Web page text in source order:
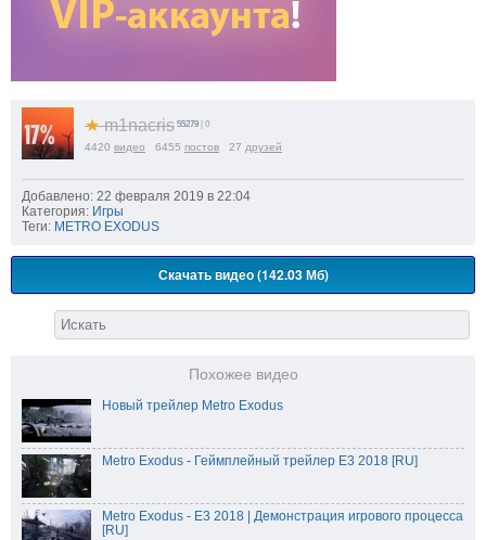
★m1nacris 55279 | 0
4420 видео 6455 постов 27 друзей
Добавлено: 22 февраля 2019 в 22:04
Категория: Игры
Теги: METRO EXODUS
Скачать видео (142.03 Мб)
Похожее видео
Новый трейлер Metro Exodus
Metro Exodus - Геймплейный трейлер E3 2018 [RU]
Metro Exodus - E3 2018 | Демонстрация игрового процесса
[RU]